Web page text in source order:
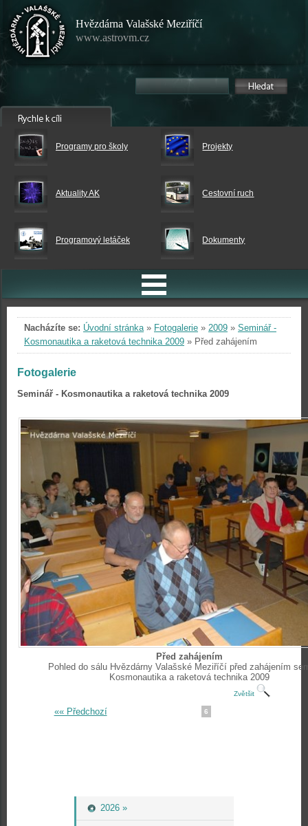
Hvězdárna Valašské Meziříčí
www.astrovm.cz
Programy pro školy Projekty
Aktuality AK Cestovní ruch
Programový letáček Dokumenty
2026 »
Nacházíte se: Úvodní stránka» Fotogalerie » 2009 » Seminář -
Kosmonautika a raketová technika 2009 » Před zahájením
Fotogalerie
Seminář - Kosmonautika a raketová technika 2009
Před zahájením
Pohled do sálu Hvězdárny Valašské Meziříčí před zahájením
Kosmonautika a raketová technika 2009
Zvětšit
«« Předchozí 6